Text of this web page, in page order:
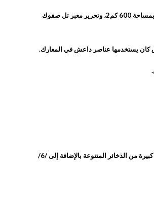
بدأت حملة تحرير بلدة الدشيشة بتاريخ 3/6/2018 من محورين المحور الغربي ( الشدادي ) والمحور الشرقي ( الهول )، ونجحت الحملة بتحرير بلدة الدشيشة بالكامل والقرى والمزارع التابع لها بمساحة 600 كم2، وتحرير معبر تل صفوك
كان يستخدمها عناصر داعش في المعارك.
سلاح دوشكا 23 وسلاح دوشكا 12.5 ومدفع SPG9 وعدد من قذائف RPG7(13) وأسلحة RPG7 عدد (3) وسيارة مفخخة وصهريج كبير، بالإضافة إلى (3) أجهزة لاسلكي /هيترا/ وسيارة همر وكمية كبيرة من الذخائر المتنوعة بالإضافة إلى /6/